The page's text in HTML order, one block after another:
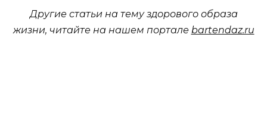
Другие статьи на тему здорового образа
жизни, читайте на нашем портале bartendaz.ru